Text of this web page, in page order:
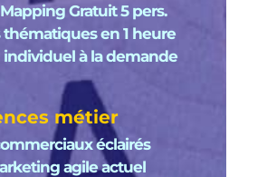
Gratuit 5 pers.
thématiques en 1 heure
individuel à la demande
métier
éclairés
agile actuel